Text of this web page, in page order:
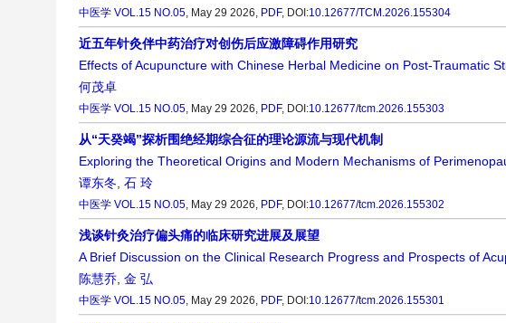
中医学 VOL.15 NO.05, May 29 2026, PDF, DOI:10.12677/TCM.2026.155304
近五年针灸伴中药治疗对创伤后应激障碍作用研究
Effects of Acupuncture with Chinese Herbal Medicine on Post-Traumatic
何茂卓
中医学 VOL.15 NO.05, May 29 2026, PDF, DOI:10.12677/tcm.2026.155303
从“天癸竭”探析围绝经期综合征的理论源流与现代机制
Exploring the Theoretical Origins and Modern Mechanisms of
谭东冬, 石 玲
中医学 VOL.15 NO.05, May 29 2026, PDF, DOI:10.12677/tcm.2026.155302
浅谈针灸治疗偏头痛的临床研究进展及展望
A Brief Discussion on the Clinical Research Progress and Prospects of
陈慧乔, 金 弘
中医学 VOL.15 NO.05, May 29 2026, PDF, DOI:10.12677/tcm.2026.155301